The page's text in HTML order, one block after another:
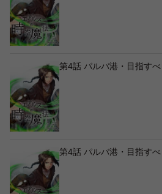
第4話 パルバ港・目指す
第4話 パルバ港・目指す